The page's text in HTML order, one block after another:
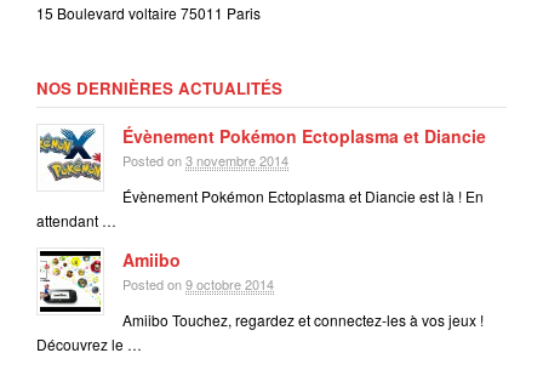
15 Boulevard voltaire 75011 Paris
NOS DERNIÈRES ACTUALITÉS
Évènement Pokémon Ectoplasma et Diancie
Posted on3 novembre 2014
Évènement Pokémon Ectoplasma et Diancie est là ! En
attendant …
Amiibo
Posted on9 octobre 2014
Amiibo Touchez, regardez et connectez-les à vos jeux !
Découvrez le …